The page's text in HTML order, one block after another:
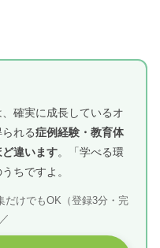
確実に成長しているオ
れる症例経験・教育体
違います。「学べる環
ちですよ。
だけでもOK（登録3分・完